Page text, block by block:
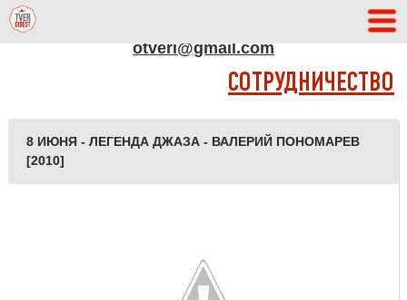
otveri@gmail.com
СОТРУДНИЧЕСТВО
8 ИЮНЯ - ЛЕГЕНДА ДЖАЗА - ВАЛЕРИЙ ПОНОМАРЕВ
[2010]